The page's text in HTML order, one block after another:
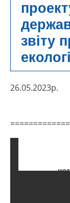
звіту
26.05.2023р.